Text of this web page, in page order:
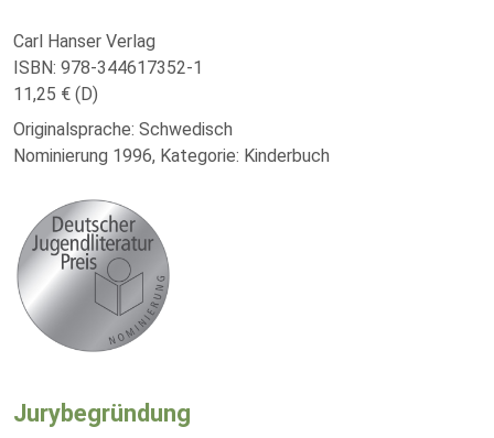
Carl Hanser Verlag
ISBN: 978-344617352-1
11,25 € (D)
Originalsprache: Schwedisch
Nominierung 1996, Kategorie: Kinderbuch
Jurybegründung